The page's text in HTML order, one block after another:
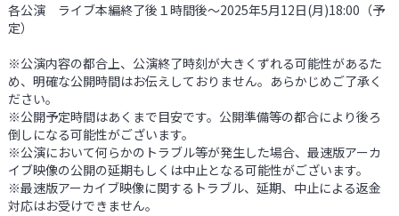
各公演 ライブ本編終了後１時間後～2025年5月12日(月)18:00（予
定）
※公演内容の都合上、公演終了時刻が大きくずれる可能性があるた
め、明確な公開時間はお伝えしておりません。あらかじめご了承く
ださい。
※公開予定時間はあくまで目安です。公開準備等の都合により後ろ
倒しになる可能性がございます。
※公演において何らかのトラブル等が発生した場合、最速版アーカ
イブ映像の公開の延期もしくは中止となる可能性がございます。
※最速版アーカイブ映像に関するトラブル、延期、中止による返金
対応はお受けできません。